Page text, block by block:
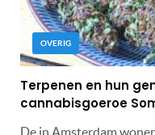
OVERIG
Terpenen en hun
cannabisgoeroe
De in Amsterdam